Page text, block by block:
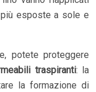
esposte a sole e
potete proteggere
traspiranti: la
la formazione di